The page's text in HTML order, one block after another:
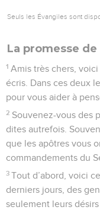
Seuls les Évangiles sont
La promesse
1 Amis très chers,
écris. Dans ces deux
pour vous aider à
2 Souvenez-vous des
dites autrefois.
que les apôtres vous
commandements du
3 Tout d’abord, voici
derniers jours, des
seulement leurs désirs